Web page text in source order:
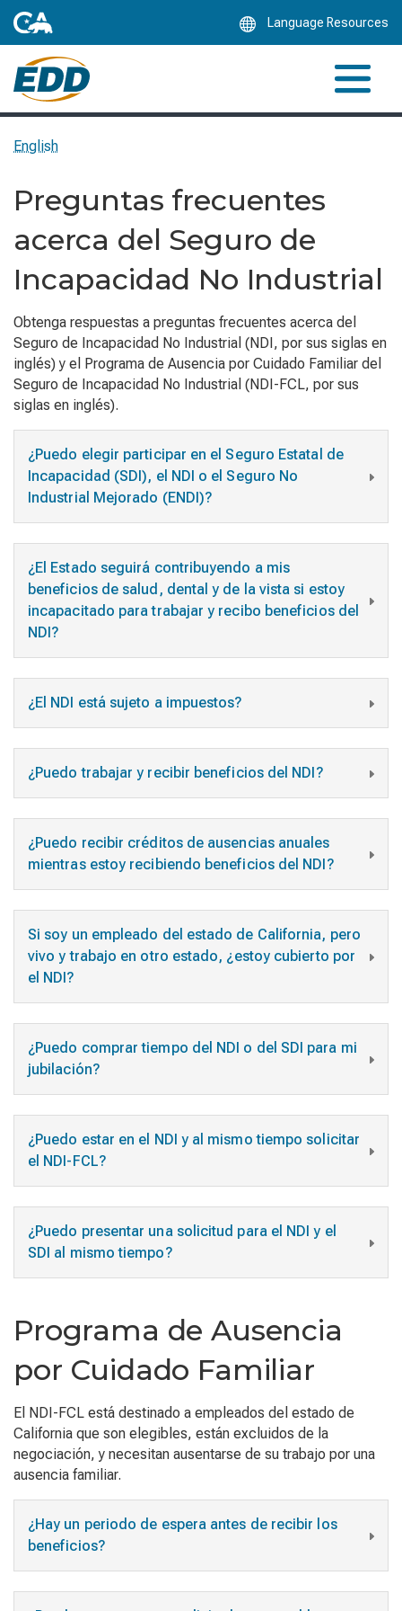
Language Resources
English
Preguntas frecuentes
acerca del Seguro de
Incapacidad No Industrial
Obtenga respuestas a preguntas frecuentes acerca del
Seguro de Incapacidad No Industrial (NDI, por sus siglas en
inglés) y el Programa de Ausencia por Cuidado Familiar del
Seguro de Incapacidad No Industrial (NDI-FCL, por sus
siglas en inglés).
¿Puedo elegir participar en el Seguro Estatal de
Incapacidad (SDI), el NDI o el Seguro No
Industrial Mejorado (ENDI)?
¿El Estado seguirá contribuyendo a mis
beneficios de salud, dental y de la vista si estoy
incapacitado para trabajar y recibo beneficios del
NDI?
¿El NDI está sujeto a impuestos?
¿Puedo trabajar y recibir beneficios del NDI?
¿Puedo recibir créditos de ausencias anuales
mientras estoy recibiendo beneficios del NDI?
Si soy un empleado del estado de California, pero
vivo y trabajo en otro estado, ¿estoy cubierto por
el NDI?
¿Puedo comprar tiempo del NDI o del SDI para mi
jubilación?
¿Puedo estar en el NDI y al mismo tiempo solicitar
el NDI-FCL?
¿Puedo presentar una solicitud para el NDI y el
SDI al mismo tiempo?
Programa de Ausencia
por Cuidado Familiar
El NDI-FCL está destinado a empleados del estado de
California que son elegibles, están excluidos de la
negociación, y necesitan ausentarse de su trabajo por una
ausencia familiar.
¿Hay un periodo de espera antes de recibir los
beneficios?